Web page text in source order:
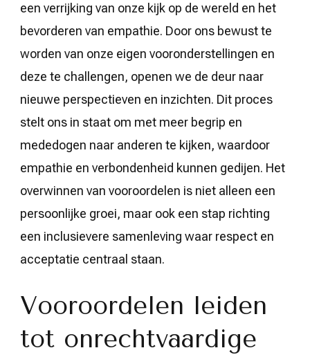
een verrijking van onze kijk op de wereld en het
bevorderen van empathie. Door ons bewust te
worden van onze eigen vooronderstellingen en
deze te challengen, openen we de deur naar
nieuwe perspectieven en inzichten. Dit proces
stelt ons in staat om met meer begrip en
mededogen naar anderen te kijken, waardoor
empathie en verbondenheid kunnen gedijen. Het
overwinnen van vooroordelen is niet alleen een
persoonlijke groei, maar ook een stap richting
een inclusievere samenleving waar respect en
acceptatie centraal staan.
Vooroordelen leiden
tot onrechtvaardige